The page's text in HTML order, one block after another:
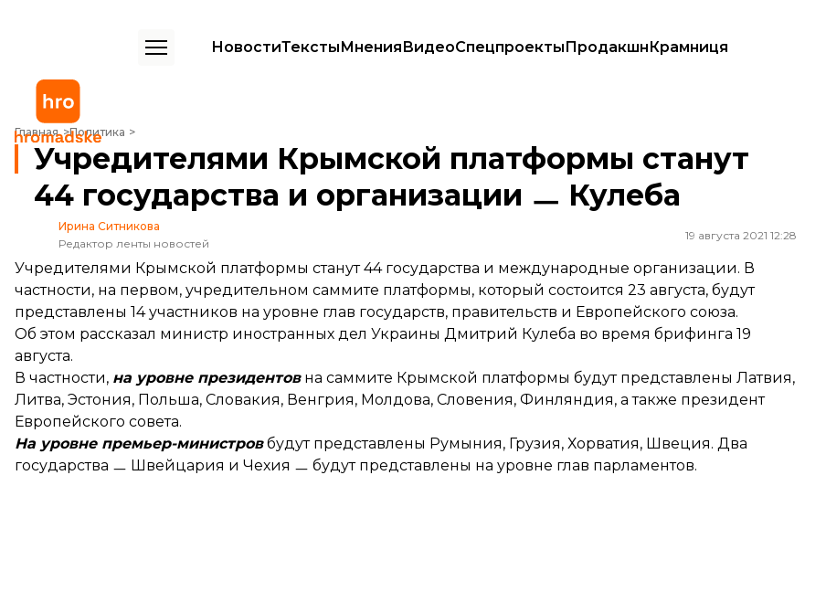
НовостиТекстыМненияВидеоСпецпроектыПродакшнКрамниця
Главная Политика
Учредителями Крымской платформы станут 44 государства и организации ㅡ Кулеба
Учредителями Крымской платформы станут
44 государства и организации ㅡ Кулеба
Ирина Ситникова
Редактор ленты новостей
19 августа 2021 12:28
Учредителями Крымской платформы станут 44 государства и международные организации. В
частности, на первом, учредительном саммите платформы, который состоится 23 августа, будут
представлены 14 участников на уровне глав государств, правительств и Европейского союза.
Об этом рассказал министр иностранных дел Украины Дмитрий Кулеба во время брифинга 19
августа.
В частности, на уровне президентовна саммите Крымской платформы будут представлены Латвия,
Литва, Эстония, Польша, Словакия, Венгрия, Молдова, Словения, Финляндия, а также президент
Европейского совета.
На уровне премьер-министровбудут представлены Румыния, Грузия, Хорватия, Швеция. Два
государства ㅡ Швейцария и Чехия ㅡ будут представлены на уровне глав парламентов.